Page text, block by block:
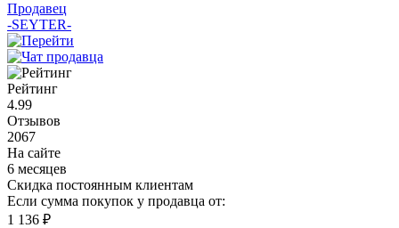
Продавец
-SEYTER-
Рейтинг
4.99
Отзывов
2067
На сайте
6 месяцев
Скидка постоянным клиентам
Если сумма покупок у продавца от:
1 136 ₽